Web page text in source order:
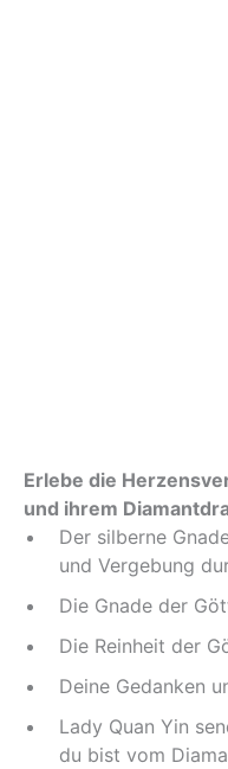
Erlebe die
und ihrem
Der silberne
und Vergebung
Die Gnade der
Die Reinheit der
Deine Gedanken
Lady Quan Yin
du bist vom